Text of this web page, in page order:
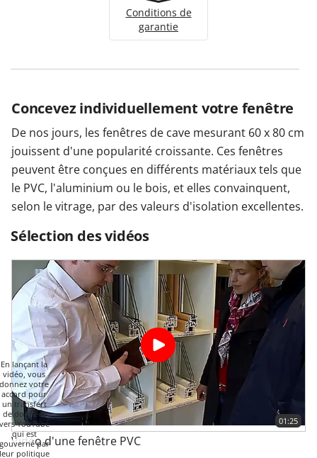
Conditions de
garantie
Concevez individuellement votre fenêtre
De nos jours, les fenêtres de cave mesurant 60 x 80 cm
jouissent d'une popularité croissante. Ces fenêtres
peuvent être conçues en différents matériaux tels que
le PVC, l'aluminium ou le bois, et elles convainquent,
selon le vitrage, par des valeurs d'isolation excellentes.
Sélection des vidéos
En lançant la
vidéo, vous
donnez votre
accord pour
un transfert
de données
YouTube
qui est
par
politique
01:25
Vidéo d'une fenêtre PVC